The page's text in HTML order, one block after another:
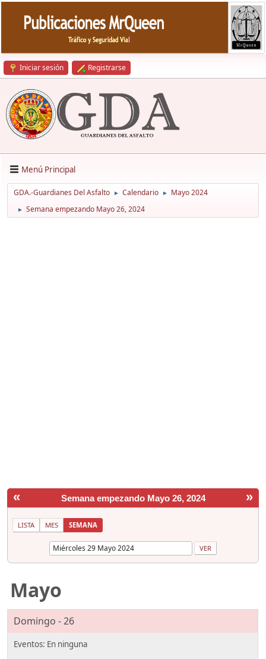
Iniciar sesión Registrarse
Menú Principal
GDA.-Guardianes Del Asfalto ► Calendario ► Mayo 2024
► Semana empezando Mayo 26, 2024
« »
Semana empezando Mayo 26, 2024
LISTA MES SEMANA
Mayo
Domingo - 26